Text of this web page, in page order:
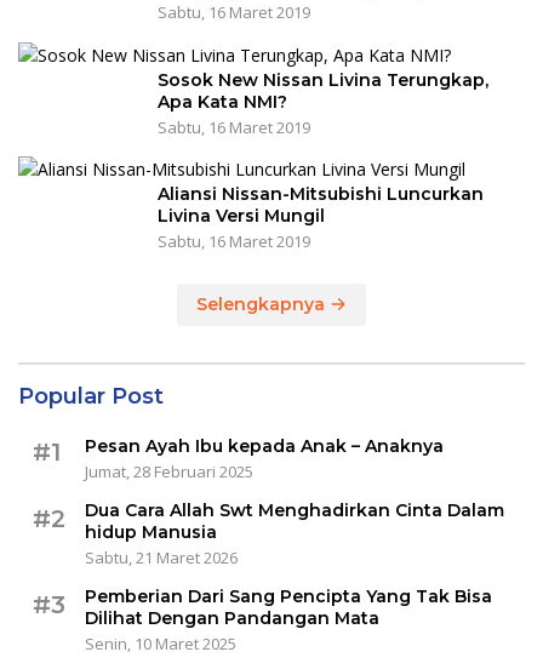
Sabtu, 16 Maret 2019
Sosok New Nissan Livina Terungkap,
Apa Kata NMI?
Sabtu, 16 Maret 2019
Aliansi Nissan-Mitsubishi Luncurkan
Livina Versi Mungil
Sabtu, 16 Maret 2019
Selengkapnya
Popular Post
#1
Pesan Ayah Ibu kepada Anak – Anaknya
Jumat, 28 Februari 2025
#2
Dua Cara Allah Swt Menghadirkan Cinta Dalam
hidup Manusia
Sabtu, 21 Maret 2026
#3
Pemberian Dari Sang Pencipta Yang Tak Bisa
Dilihat Dengan Pandangan Mata
Senin, 10 Maret 2025